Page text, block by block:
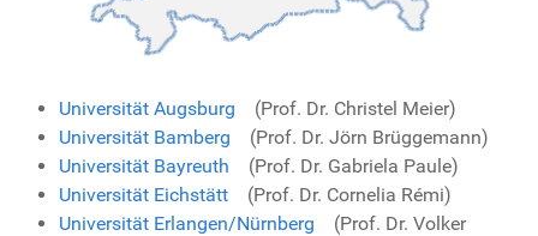
Universität Augsburg
(Prof. Dr. Christel Meier)
Universität Bamberg
(Prof. Dr. Jörn Brüggemann)
Universität Bayreuth
(Prof. Dr. Gabriela Paule)
Universität Eichstätt
(Prof. Dr. Cornelia Rémi)
Universität Erlangen/Nürnberg
(Prof. Dr. Volker